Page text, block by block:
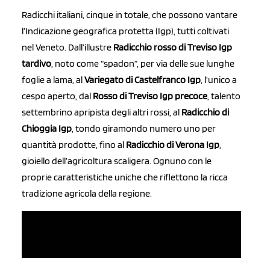
Radicchi italiani, cinque in totale, che possono vantare
l’Indicazione geografica protetta (Igp), tutti coltivati
nel Veneto. Dall’illustre Radicchio rosso di Treviso Igp
tardivo , noto come “spadon”, per via delle sue lunghe
foglie a lama, alVariegato di Castelfranco Igp , l’unico a
cespo aperto, dal Rosso di Treviso Igp precoce , talento
settembrino apripista degli altri rossi, al Radicchio di
Chioggia Igp , tondo giramondo numero uno per
quantità prodotte, fino al Radicchio di Verona Igp
gioiello dell’agricoltura scaligera. Ognuno con le
proprie caratteristiche uniche che riflettono la ricca
tradizione agricola della regione.